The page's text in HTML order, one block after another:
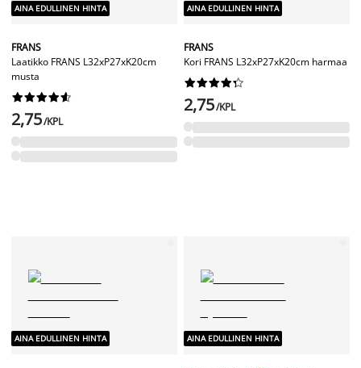
AINA EDULLINEN HINTA
FRANS
Laatikko FRANS L32xP27xK20cm
musta






2,75/KPL
AINA EDULLINEN HINTA
FRANS
Kori FRANS L32xP27xK20cm harmaa






2,75/KPL
AINA EDULLINEN HINTA AINA EDULLINEN HINTA